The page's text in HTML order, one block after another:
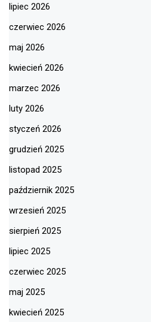
lipiec 2026
czerwiec 2026
maj 2026
kwiecień 2026
marzec 2026
luty 2026
styczeń 2026
grudzień 2025
listopad 2025
październik 2025
wrzesień 2025
sierpień 2025
lipiec 2025
czerwiec 2025
maj 2025
kwiecień 2025